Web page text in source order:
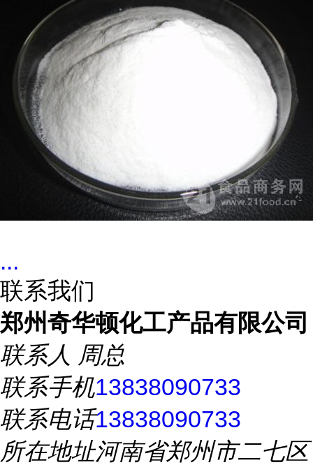
...
联系我们
郑州奇华顿化工产品有限公司
联系人 周总
联系手机13838090733
联系电话13838090733
所在地址河南省郑州市二七区